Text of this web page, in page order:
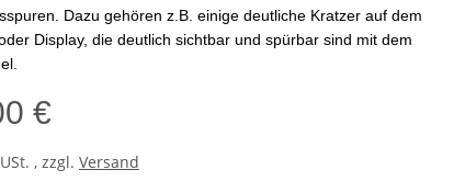
Dazu gehören z.B. einige deutliche Kratzer auf dem
Display, die deutlich sichtbar und spürbar sind mit dem
€
, zzgl. Versand